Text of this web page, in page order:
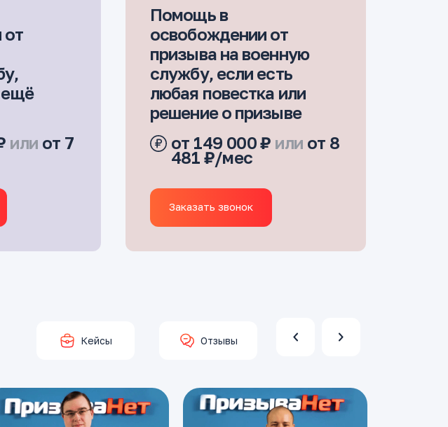
от
ещё
или от 7
Помощь в
освобождении от
призыва на военную
службу, если есть
любая повестка или
решение о призыве
от 149 000 ₽ или от 8
481 ₽/мес
Заказать звонок
Кейсы Отзывы